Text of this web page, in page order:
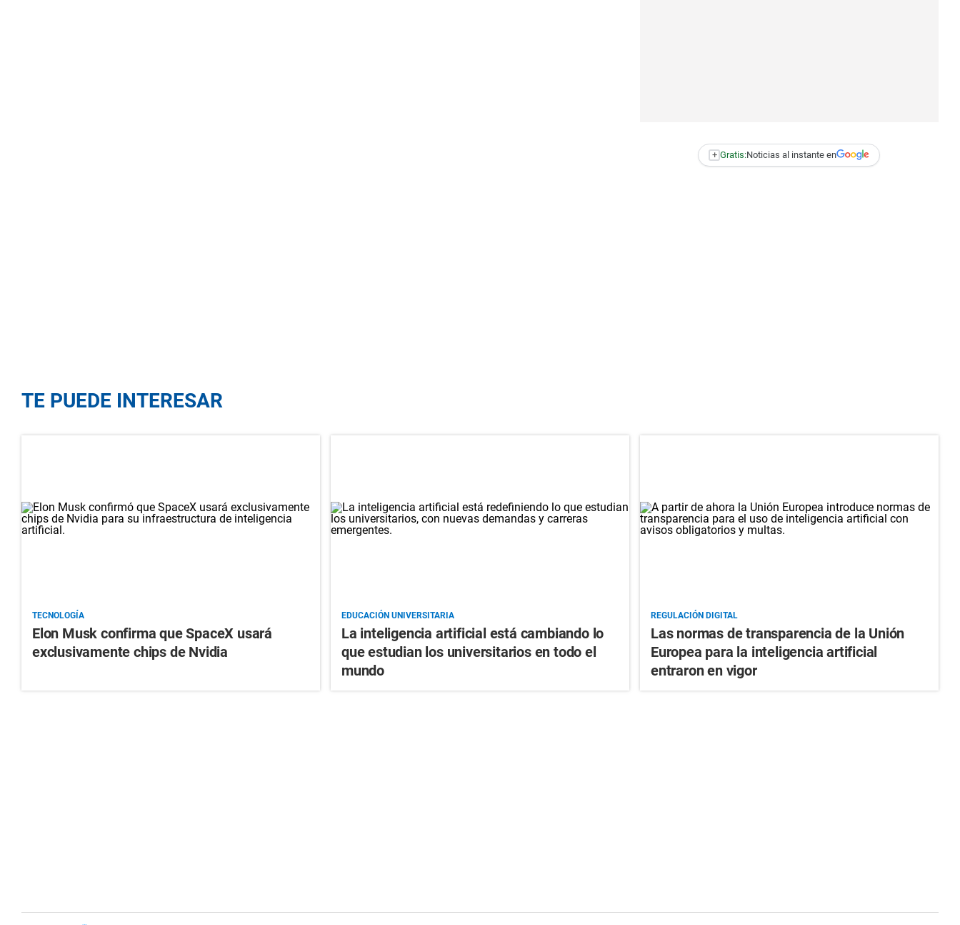
+ Gratis:Noticias al instante en
TE PUEDE INTERESAR
TECNOLOGÍA
Elon Musk confirma que SpaceX usará
exclusivamente chips de Nvidia
EDUCACIÓN UNIVERSITARIA
La inteligencia artificial está cambiando lo
que estudian los universitarios en todo el
mundo
REGULACIÓN DIGITAL
Las normas de transparencia de la Unión
Europea para la inteligencia artificial
entraron en vigor